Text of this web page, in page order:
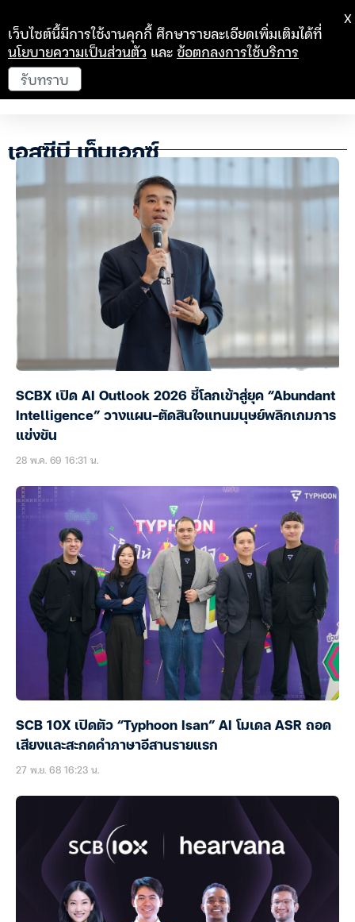
เอสซีบี เท็นเอกซ์
SCBX เปิด AI Outlook 2026 ชี้โลกเข้าสู่ยุค “Abundant
Intelligence” วางแผน-ตัดสินใจแทนมนุษย์พลิกเกมการ
แข่งขัน
28 พ.ค. 69 16:31 น.
SCB 10X เปิดตัว “Typhoon Isan” AI โมเดล ASR ถอด
เสียงและสะกดคำภาษาอีสานรายแรก
27 พ.ย. 68 16:23 น.
เว็บไซต์นี้มีการใช้งานคุกกี้ ศึกษารายละเอียดเพิ่มเติมได้ที่
นโยบายความเป็นส่วนตัว และข้อตกลงการใช้บริการ
รับทราบ
X